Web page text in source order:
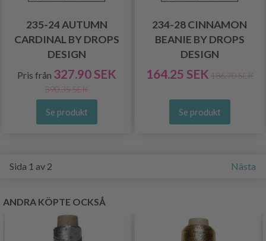
235-24 AUTUMN
CARDINAL BY DROPS
DESIGN
Pris från 327.90 SEK
390.35 SEK
Se produkt
234-28 CINNAMON
BEANIE BY DROPS
DESIGN
164.25 SEK 186.70 SEK
Se produkt
Sida 1 av 2 Nästa
ANDRA KÖPTE OCKSÅ